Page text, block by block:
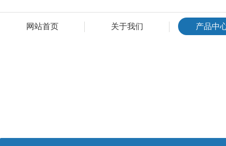
网站首页 关于我们 产品中